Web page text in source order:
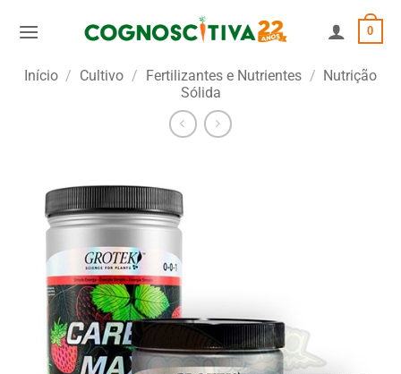
0
Início / Cultivo / Fertilizantes e Nutrientes / Nutrição
Sólida